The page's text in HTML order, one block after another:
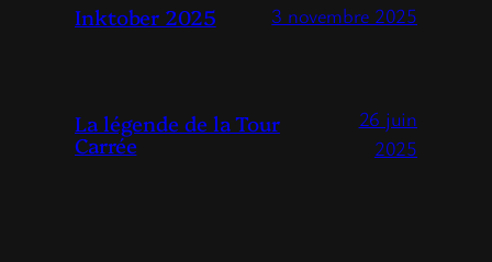
Inktober 2025 3 novembre 2025
La légende de la Tour
Carrée
26 juin
2025